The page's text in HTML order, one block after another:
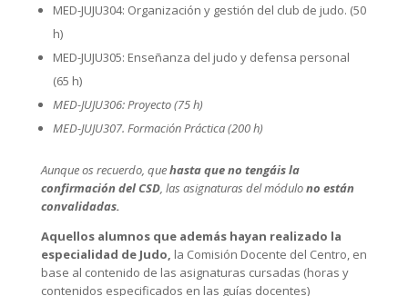
MED-JUJU304: Organización y gestión del club de judo. (50
h)
MED-JUJU305: Enseñanza del judo y defensa personal
(65 h)
MED-JUJU306: Proyecto (75 h)
MED-JUJU307. Formación Práctica (200 h)
Aunque os recuerdo, quehasta que no tengáis la
confirmación del CSD, las asignaturas del módulono están
convalidadas.
Aquellos alumnos que además hayan realizado la
especialidad de Judo, la Comisión Docente del Centro, en
base al contenido de las asignaturas cursadas (horas y
contenidos especificados en las guías docentes)